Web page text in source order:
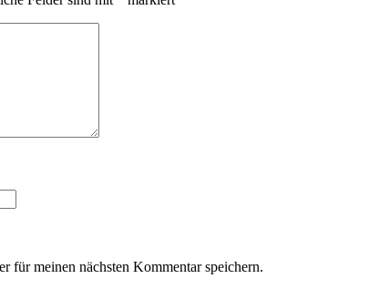
für meinen nächsten Kommentar speichern.